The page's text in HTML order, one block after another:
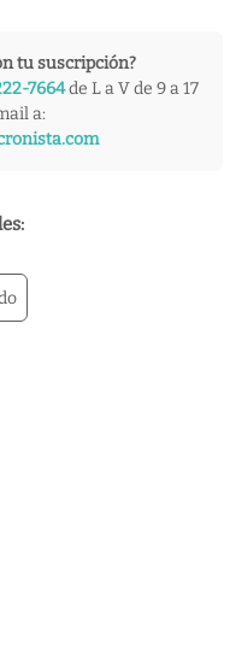
tu suscripción?
7664de L a V de 9 a 17
a: